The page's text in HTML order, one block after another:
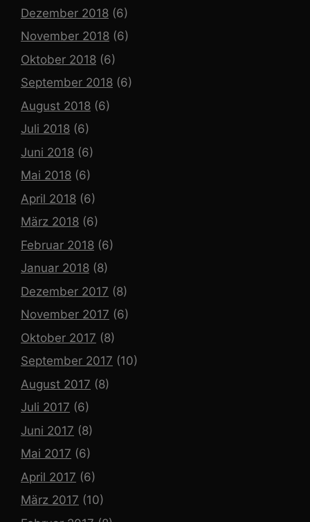
Dezember 2018 (6)
November 2018 (6)
Oktober 2018 (6)
September 2018 (6)
August 2018 (6)
Juli 2018 (6)
Juni 2018 (6)
Mai 2018 (6)
April 2018 (6)
März 2018 (6)
Februar 2018 (6)
Januar 2018 (8)
Dezember 2017 (8)
November 2017 (6)
Oktober 2017 (8)
September 2017 (10)
August 2017 (8)
Juli 2017 (6)
Juni 2017 (8)
Mai 2017 (6)
April 2017 (6)
März 2017 (10)